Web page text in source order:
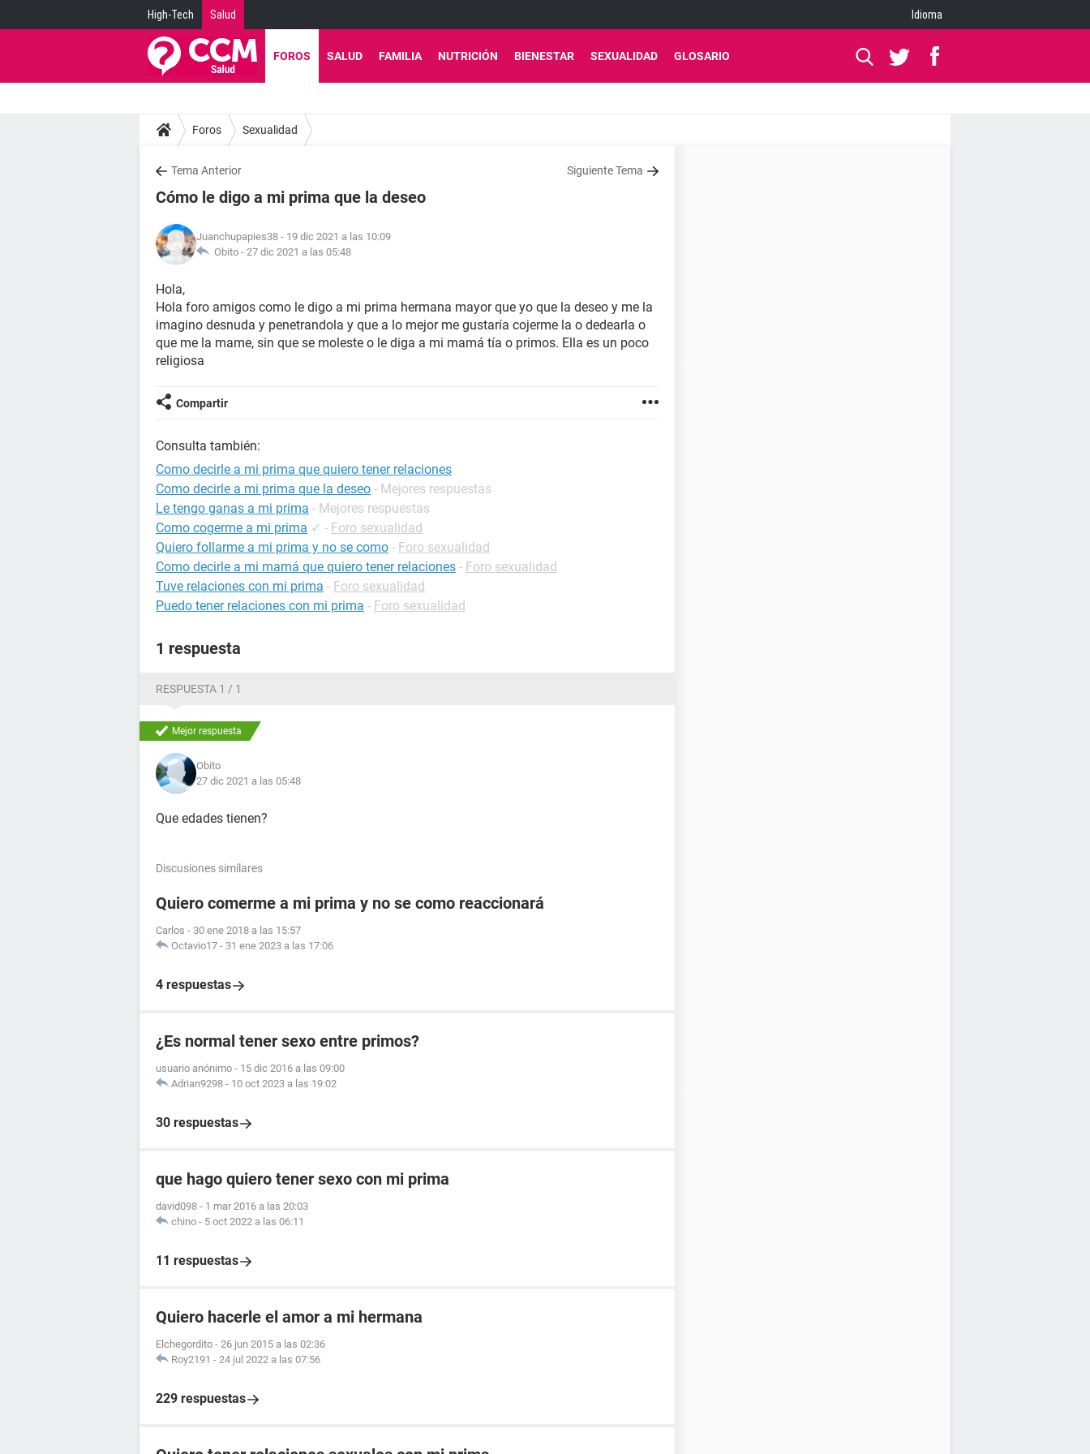
High-Tech Salud Idioma
FOROS SALUD FAMILIA NUTRICIÓN BIENESTAR SEXUALIDAD GLOSARIO
Foros Sexualidad
Tema Anterior Siguiente Tema
Cómo le digo a mi prima que la deseo
Juanchupapies38 - 19 dic 2021 a las 10:09
Obito - 27 dic 2021 a las 05:48
Hola,
Hola foro amigos como le digo a mi prima hermana mayor que yo que la deseo y me la
imagino desnuda y penetrandola y que a lo mejor me gustaría cojerme la o dedearla o
que me la mame, sin que se moleste o le diga a mi mamá tía o primos. Ella es un poco
religiosa
Compartir
Consulta también:
Como decirle a mi prima que quiero tener relaciones
Como decirle a mi prima que la deseo - Mejores respuestas
Le tengo ganas a mi prima - Mejores respuestas
Como cogerme a mi prima ✓ - Foro sexualidad
Quiero follarme a mi prima y no se como - Foro sexualidad
Como decirle a mi mamá que quiero tener relaciones - Foro sexualidad
Tuve relaciones con mi prima - Foro sexualidad
Puedo tener relaciones con mi prima - Foro sexualidad
1 respuesta
RESPUESTA 1 / 1
Mejor respuesta
Obito
27 dic 2021 a las 05:48
Que edades tienen?
Discusiones similares
Quiero comerme a mi prima y no se como reaccionará
Carlos - 30 ene 2018 a las 15:57
Octavio17 - 31 ene 2023 a las 17:06
4 respuestas
¿Es normal tener sexo entre primos?
usuario anónimo - 15 dic 2016 a las 09:00
Adrian9298 - 10 oct 2023 a las 19:02
30 respuestas
que hago quiero tener sexo con mi prima
david098 - 1 mar 2016 a las 20:03
chino - 5 oct 2022 a las 06:11
11 respuestas
Quiero hacerle el amor a mi hermana
Elchegordito - 26 jun 2015 a las 02:36
Roy2191 - 24 jul 2022 a las 07:56
229 respuestas